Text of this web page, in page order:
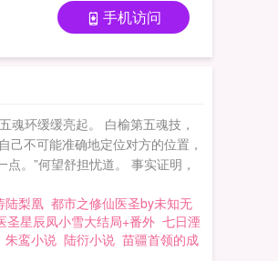
手机访问
魂环缓缓亮起。 白榆第五魂技，
不可能准确地定位对方的位置，
。”何望舒担忧道。 事实证明，
陆梨凰 都市之修仙医圣by未知无
圣星辰凤小雪大结局+番外 七日湮
朱鸾小说 陆衍小说 苗疆首领的成